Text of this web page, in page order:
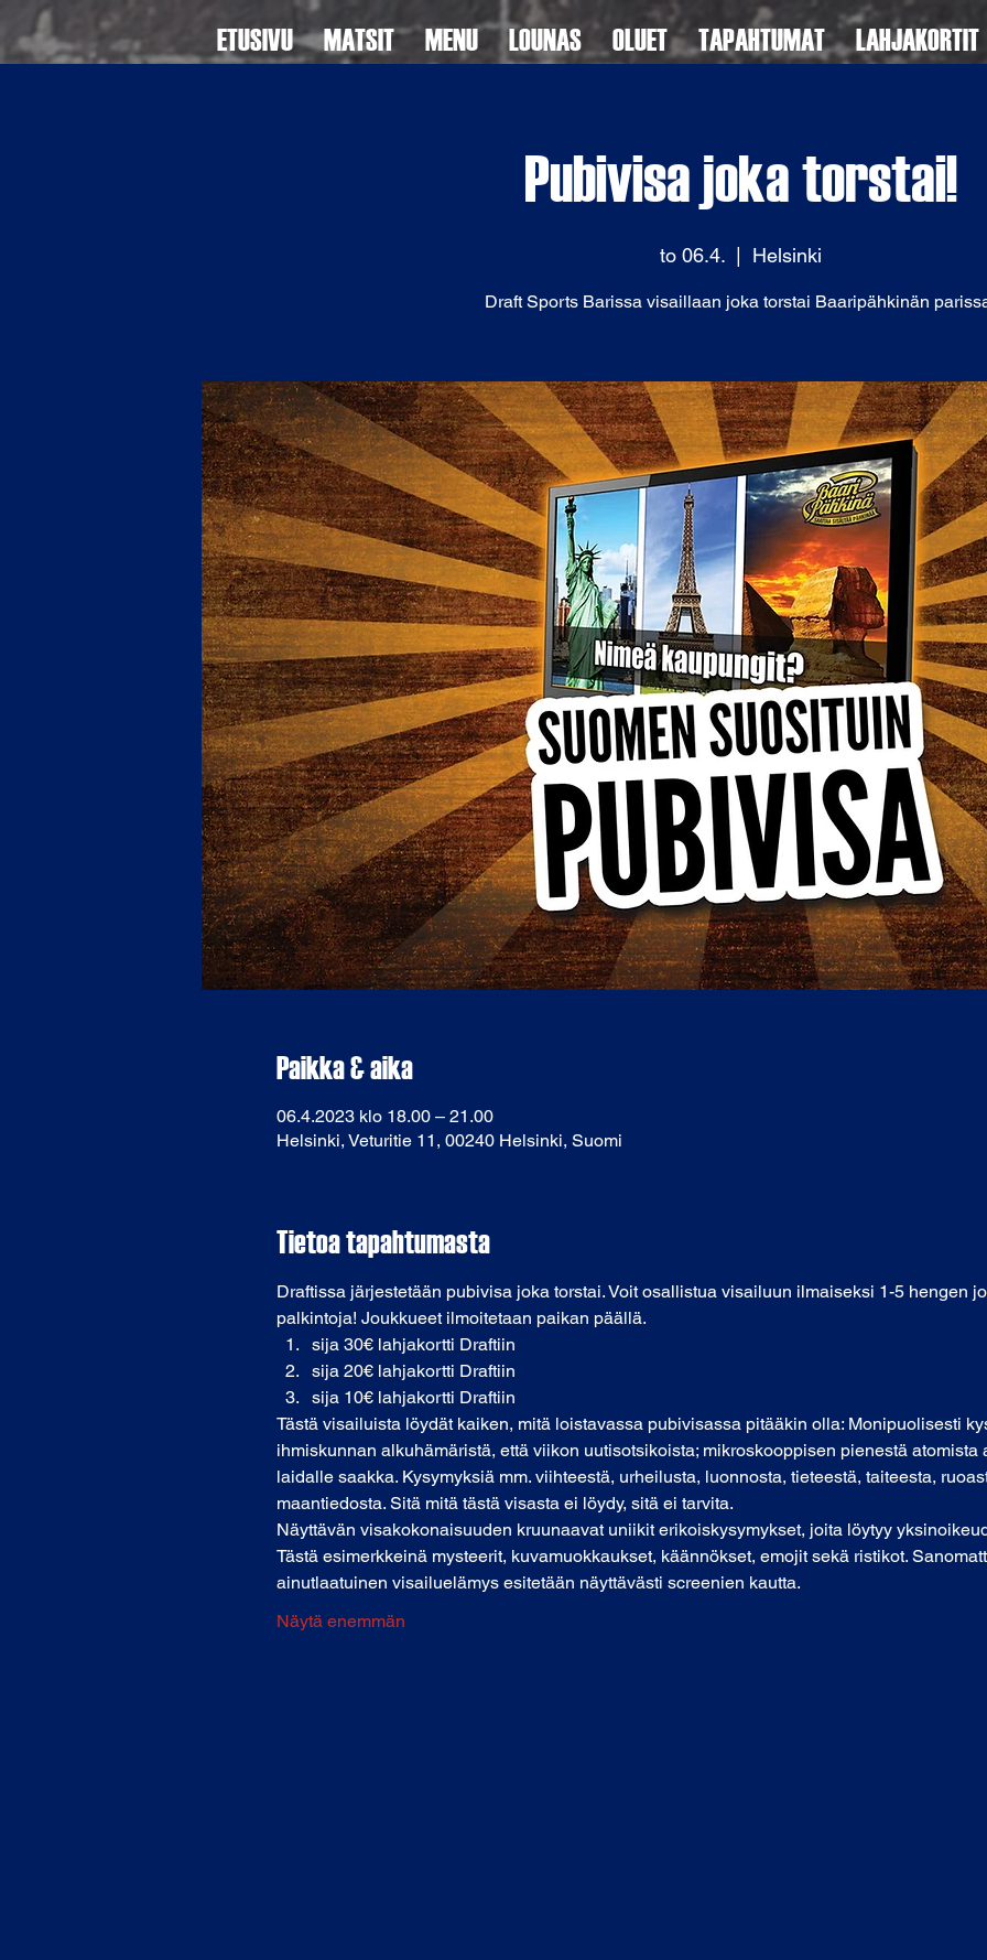
ETUSIVU MATSIT MENU LOUNAS OLUET TAPAHTUMAT LAHJAKORTIT
Pubivisa joka torstai!
to 06.4.
  |
Helsinki
Draft Sports Barissa visaillaan joka torstai Baaripähkinän
Paikka & aika
06.4.2023 klo 18.00 – 21.00
Helsinki, Veturitie 11, 00240 Helsinki, Suomi
Tietoa tapahtumasta
Draftissa järjestetään pubivisa joka torstai. Voit osallistua visailuun ilmaiseksi 1-5 hengen
palkintoja! Joukkueet ilmoitetaan paikan päällä.
sija 30€ lahjakortti Draftiin
sija 20€ lahjakortti Draftiin
sija 10€ lahjakortti Draftiin
Tästä visailuista löydät kaiken, mitä loistavassa pubivisassa pitääkin olla: Monipuolisesti
ihmiskunnan alkuhämäristä, että viikon uutisotsikoista; mikroskooppisen pienestä
laidalle saakka. Kysymyksiä mm. viihteestä, urheilusta, luonnosta, tieteestä, taiteesta,
maantiedosta. Sitä mitä tästä visasta ei löydy, sitä ei tarvita.
Näyttävän visakokonaisuuden kruunaavat uniikit erikoiskysymykset, joita löytyy
Tästä esimerkkeinä mysteerit, kuvamuokkaukset, käännökset, emojit sekä ristikot.
ainutlaatuinen visailuelämys esitetään näyttävästi screenien kautta.
Näytä enemmän